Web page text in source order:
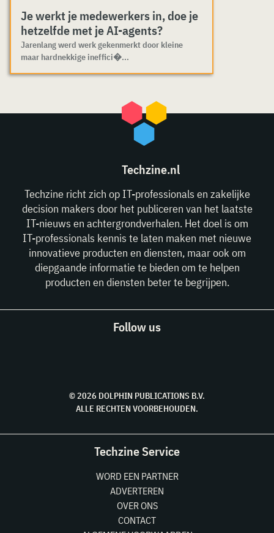
Je werkt je medewerkers in, doe je
hetzelfde met je AI-agents?
Jarenlang werd werk gekenmerkt door kleine
maar hardnekkige ineffici�...
Techzine.nl
Techzine richt zich op IT-professionals en zakelijke
decision makers door het publiceren van het laatste
IT-nieuws en achtergrondverhalen. Het doel is om
IT-professionals kennis te laten maken met nieuwe
innovatieve producten en diensten, maar ook om
diepgaande informatie te bieden om te helpen
producten en diensten beter te begrijpen.
Follow us
© 2026 DOLPHIN PUBLICATIONS B.V.
ALLE RECHTEN VOORBEHOUDEN.
Techzine Service
WORD EEN PARTNER
ADVERTEREN
OVER ONS
CONTACT